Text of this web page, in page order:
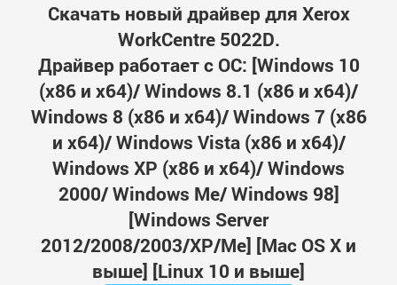
Скачать новый драйвер для Xerox
WorkCentre 5022D.
Драйвер работает с ОС: [Windows 10
(x86 и x64)/ Windows 8.1 (x86 и x64)/
Windows 8 (x86 и x64)/ Windows 7 (x86
и x64)/ Windows Vista (x86 и x64)/
Windows XP (x86 и x64)/ Windows
2000/ Windows Me/ Windows 98]
[Windows Server
2012/2008/2003/XP/Me] [Mac OS X и
выше] [Linux 10 и выше]